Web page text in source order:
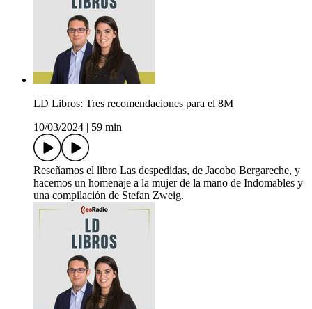
LD Libros: Tres recomendaciones para el 8M
10/03/2024
59 min
Reseñamos el libro Las despedidas, de Jacobo Bergareche, y
hacemos un homenaje a la mujer de la mano de Indomables y
una compilación de Stefan Zweig.